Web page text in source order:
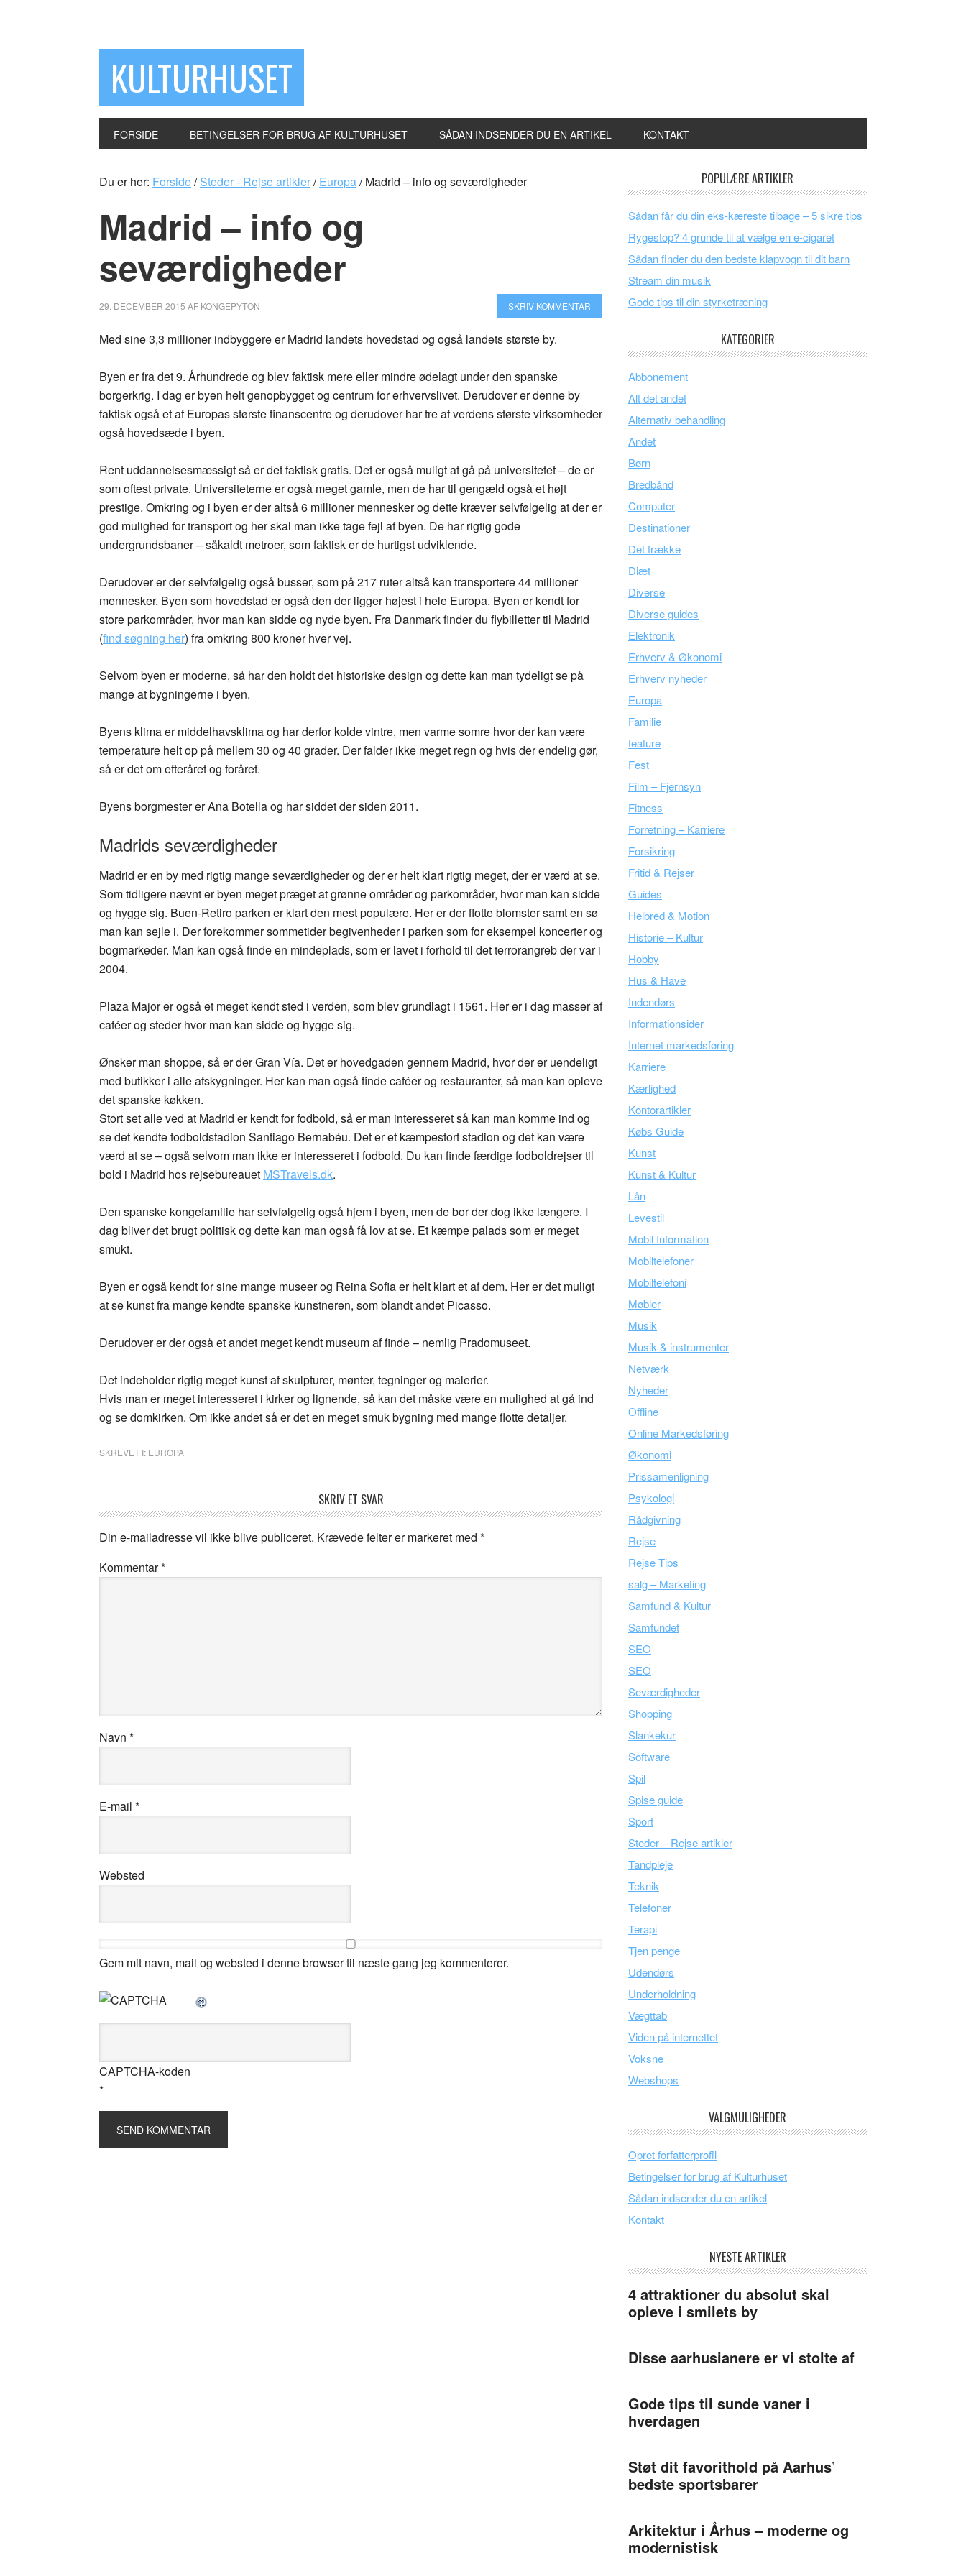
KULTURHUSET
FORSIDE BETINGELSER FOR BRUG AF KULTURHUSET SÅDAN INDSENDER DU EN ARTIKEL KONTAKT
Du er her: Forside/ Steder - Rejse artikler/ Europa/Madrid – info og seværdigheder
Madrid – info og
seværdigheder
29. DECEMBER 2015 AF KONGEPYTON SKRIV KOMMENTAR
Med sine 3,3 millioner indbyggere er Madrid landets hovedstad og også landets største by.
Byen er fra det 9. Århundrede og blev faktisk mere eller mindre ødelagt under den spanske
borgerkrig. I dag er byen helt genopbygget og centrum for erhvervslivet. Derudover er denne by
faktisk også et af Europas største finanscentre og derudover har tre af verdens største virksomheder
også hovedsæde i byen.
Rent uddannelsesmæssigt så er det faktisk gratis. Det er også muligt at gå på universitetet – de er
som oftest private. Universiteterne er også meget gamle, men de har til gengæld også et højt
prestige. Omkring og i byen er der altså 6 millioner mennesker og dette kræver selvfølgelig at der er
god mulighed for transport og her skal man ikke tage fejl af byen. De har rigtig gode
undergrundsbaner – såkaldt metroer, som faktisk er de hurtigst udviklende.
Derudover er der selvfølgelig også busser, som på 217 ruter altså kan transportere 44 millioner
mennesker. Byen som hovedstad er også den der ligger højest i hele Europa. Byen er kendt for
store parkområder, hvor man kan sidde og nyde byen. Fra Danmark finder du flybilletter til Madrid
(find søgning her) fra omkring 800 kroner hver vej.
Selvom byen er moderne, så har den holdt det historiske design og dette kan man tydeligt se på
mange at bygningerne i byen.
Byens klima er middelhavsklima og har derfor kolde vintre, men varme somre hvor der kan være
temperature helt op på mellem 30 og 40 grader. Der falder ikke meget regn og hvis der endelig gør,
så er det om efteråret og foråret.
Byens borgmester er Ana Botella og har siddet der siden 2011.
Madrids seværdigheder
Madrid er en by med rigtig mange seværdigheder og der er helt klart rigtig meget, der er værd at se.
Som tidligere nævnt er byen meget præget at grønne områder og parkområder, hvor man kan sidde
og hygge sig. Buen-Retiro parken er klart den mest populære. Her er der flotte blomster samt en sø
man kan sejle i. Der forekommer sommetider begivenheder i parken som for eksempel koncerter og
bogmarkeder. Man kan også finde en mindeplads, som er lavet i forhold til det terrorangreb der var i
2004.
Plaza Major er også et meget kendt sted i verden, som blev grundlagt i 1561. Her er i dag masser af
caféer og steder hvor man kan sidde og hygge sig.
Ønsker man shoppe, så er der Gran Vía. Det er hovedgaden gennem Madrid, hvor der er uendeligt
med butikker i alle afskygninger. Her kan man også finde caféer og restauranter, så man kan opleve
det spanske køkken.
Stort set alle ved at Madrid er kendt for fodbold, så er man interesseret så kan man komme ind og
se det kendte fodboldstadion Santiago Bernabéu. Det er et kæmpestort stadion og det kan være
værd at se – også selvom man ikke er interesseret i fodbold. Du kan finde færdige fodboldrejser til
bold i Madrid hos rejsebureauet MSTravels.dk.
Den spanske kongefamilie har selvfølgelig også hjem i byen, men de bor der dog ikke længere. I
dag bliver det brugt politisk og dette kan man også få lov at se. Et kæmpe palads som er meget
smukt.
Byen er også kendt for sine mange museer og Reina Sofia er helt klart et af dem. Her er det muligt
at se kunst fra mange kendte spanske kunstneren, som blandt andet Picasso.
Derudover er der også et andet meget kendt museum af finde – nemlig Pradomuseet.
Det indeholder rigtig meget kunst af skulpturer, mønter, tegninger og malerier.
Hvis man er meget interesseret i kirker og lignende, så kan det måske være en mulighed at gå ind
og se domkirken. Om ikke andet så er det en meget smuk bygning med mange flotte detaljer.
SKREVET I: EUROPA
SKRIV ET SVAR
Din e-mailadresse vil ikke blive publiceret. Krævede felter er markeret med *
Kommentar*
Navn *
E-mail *
Websted
Gem mit navn, mail og websted i denne browser til næste gang jeg kommenterer.
CAPTCHA-koden
*
POPULÆRE ARTIKLER
Sådan får du din eks-kæreste tilbage – 5 sikre tips
Rygestop? 4 grunde til at vælge en e-cigaret
Sådan finder du den bedste klapvogn til dit barn
Stream din musik
Gode tips til din styrketræning
KATEGORIER
Abbonement
Alt det andet
Alternativ behandling
Andet
Børn
Bredbånd
Computer
Destinationer
Det frække
Diæt
Diverse
Diverse guides
Elektronik
Erhverv & Økonomi
Erhverv nyheder
Europa
Familie
feature
Fest
Film – Fjernsyn
Fitness
Forretning – Karriere
Forsikring
Fritid & Rejser
Guides
Helbred & Motion
Historie – Kultur
Hobby
Hus & Have
Indendørs
Informationsider
Internet markedsføring
Karriere
Kærlighed
Kontorartikler
Købs Guide
Kunst
Kunst & Kultur
Lån
Levestil
Mobil Information
Mobiltelefoner
Mobiltelefoni
Møbler
Musik
Musik & instrumenter
Netværk
Nyheder
Offline
Online Markedsføring
Økonomi
Prissamenligning
Psykologi
Rådgivning
Rejse
Rejse Tips
salg – Marketing
Samfund & Kultur
Samfundet
SEO
SEO
Seværdigheder
Shopping
Slankekur
Software
Spil
Spise guide
Sport
Steder – Rejse artikler
Tandpleje
Teknik
Telefoner
Terapi
Tjen penge
Udendørs
Underholdning
Vægttab
Viden på internettet
Voksne
Webshops
VALGMULIGHEDER
Opret forfatterprofil
Betingelser for brug af Kulturhuset
Sådan indsender du en artikel
Kontakt
NYESTE ARTIKLER
4 attraktioner du absolut skal
opleve i smilets by
Disse aarhusianere er vi stolte af
Gode tips til sunde vaner i
hverdagen
Støt dit favorithold på Aarhus’
bedste sportsbarer
Arkitektur i Århus – moderne og
modernistisk